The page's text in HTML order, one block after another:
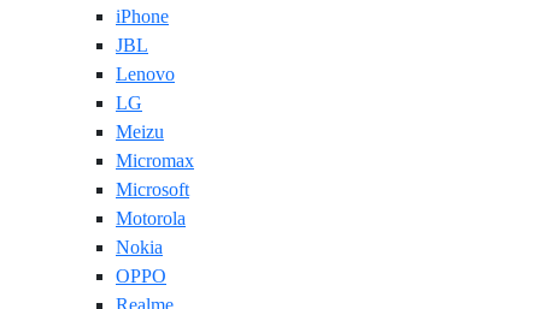
iPhone
JBL
Lenovo
LG
Meizu
Micromax
Microsoft
Motorola
Nokia
OPPO